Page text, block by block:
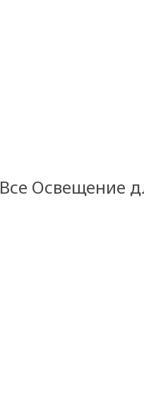
Все Освещение